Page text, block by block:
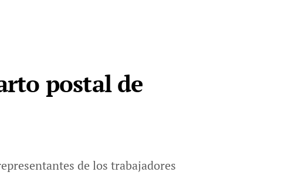
postal de
de los trabajadores